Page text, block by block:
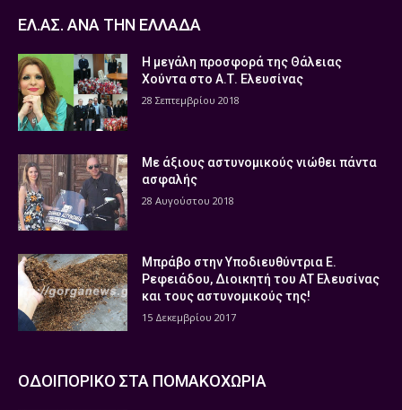
ΕΛ.ΑΣ. ΑΝΑ ΤΗΝ ΕΛΛΑΔΑ
Η μεγάλη προσφορά της Θάλειας
Χούντα στο Α.Τ. Ελευσίνας
28 Σεπτεμβρίου 2018
Με άξιους αστυνομικούς νιώθει πάντα
ασφαλής
28 Αυγούστου 2018
Μπράβο στην Υποδιευθύντρια Ε.
Ρεφειάδου, Διοικητή του ΑΤ Ελευσίνας
και τους αστυνομικούς της!
15 Δεκεμβρίου 2017
ΟΔΟΙΠΟΡΙΚΟ ΣΤΑ ΠΟΜΑΚΟΧΩΡΙΑ